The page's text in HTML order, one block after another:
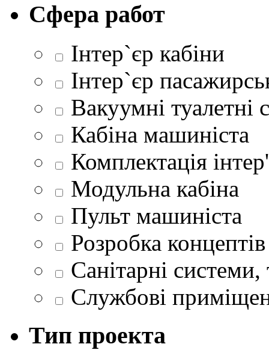
Сфера работ
Інтер`єр кабіни
Інтер`єр
Вакуумні туалетні
Кабіна машиніста
Комплектація
Модульна кабіна
Пульт машиніста
Розробка концептів
Санітарні системи,
Службові
Тип проекта